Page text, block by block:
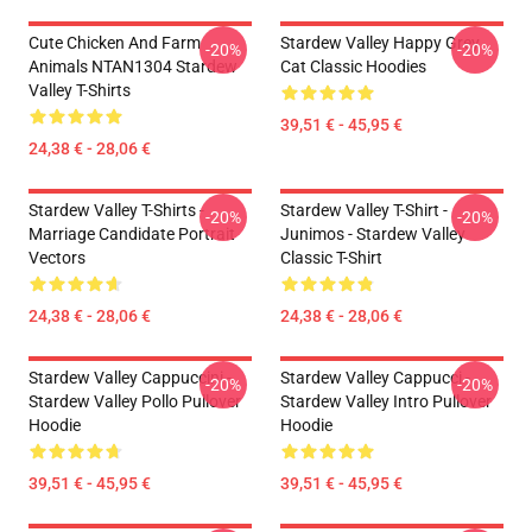
Cute Chicken And Farm
Animals NTAN1304 Stardew
Valley T-Shirts
24,38 € - 28,06 €
-20%
Stardew Valley Happy Grey
Cat Classic Hoodies
39,51 € - 45,95 €
-20%
Stardew Valley T-Shirts -
Marriage Candidate Portrait
Vectors
24,38 € - 28,06 €
-20%
Stardew Valley T-Shirt -
Junimos - Stardew Valley
Classic T-Shirt
24,38 € - 28,06 €
-20%
Stardew Valley Cappuccini -
Stardew Valley Pollo Pullover
Hoodie
39,51 € - 45,95 €
-20%
Stardew Valley Cappucci -
Stardew Valley Intro Pullover
Hoodie
39,51 € - 45,95 €
-20%